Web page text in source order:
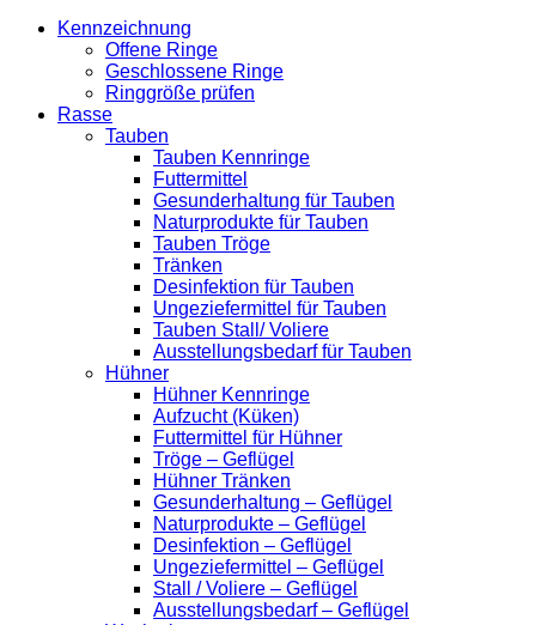
Kennzeichnung
Offene Ringe
Geschlossene Ringe
Ringgröße prüfen
Rasse
Tauben
Tauben Kennringe
Futtermittel
Gesunderhaltung für Tauben
Naturprodukte für Tauben
Tauben Tröge
Tränken
Desinfektion für Tauben
Ungeziefermittel für Tauben
Tauben Stall/ Voliere
Ausstellungsbedarf für Tauben
Hühner
Hühner Kennringe
Aufzucht (Küken)
Futtermittel für Hühner
Tröge – Geflügel
Hühner Tränken
Gesunderhaltung – Geflügel
Naturprodukte – Geflügel
Desinfektion – Geflügel
Ungeziefermittel – Geflügel
Stall / Voliere – Geflügel
Ausstellungsbedarf – Geflügel